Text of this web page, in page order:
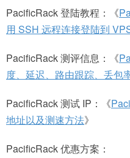
PacificRack 登陆教程：《
用 SSH 远程连接登陆到
PacificRack 测评信息：《
度、延迟、路由跟踪、丢包
PacificRack 测试 IP：《
地址以及测速方法》
PacificRack 优惠方案：